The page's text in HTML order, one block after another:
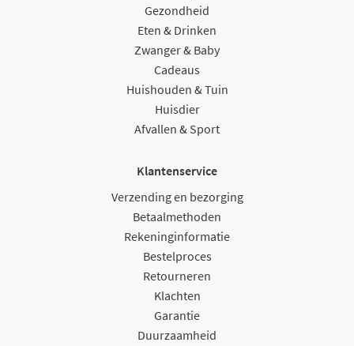
Gezondheid
Eten & Drinken
Zwanger & Baby
Cadeaus
Huishouden & Tuin
Huisdier
Afvallen & Sport
Klantenservice
Verzending en bezorging
Betaalmethoden
Rekeninginformatie
Bestelproces
Retourneren
Klachten
Garantie
Duurzaamheid